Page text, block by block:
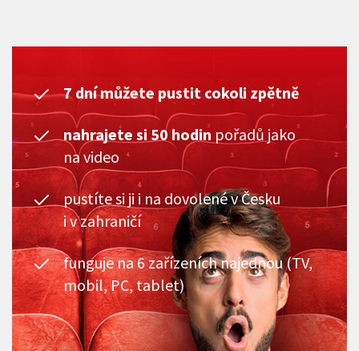
7 dní můžete pustit cokoli zpětně
nahrajete si 50 hodin pořadů jako
na video
pustíte si ji i na dovolené v Česku
i v zahraničí
funguje na 6 zařízeních najednou (TV,
mobil, PC, tablet)